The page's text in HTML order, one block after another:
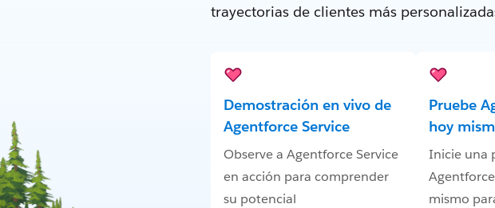
trayectorias de clientes más
Demostración en vivo de
Agentforce Service
Observe a Agentforce Service
en acción para comprender
su potencial
Pruebe
hoy
Inicie una
mismo